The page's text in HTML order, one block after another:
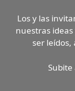
Los y las
nuestras
ser leídos,
Subite